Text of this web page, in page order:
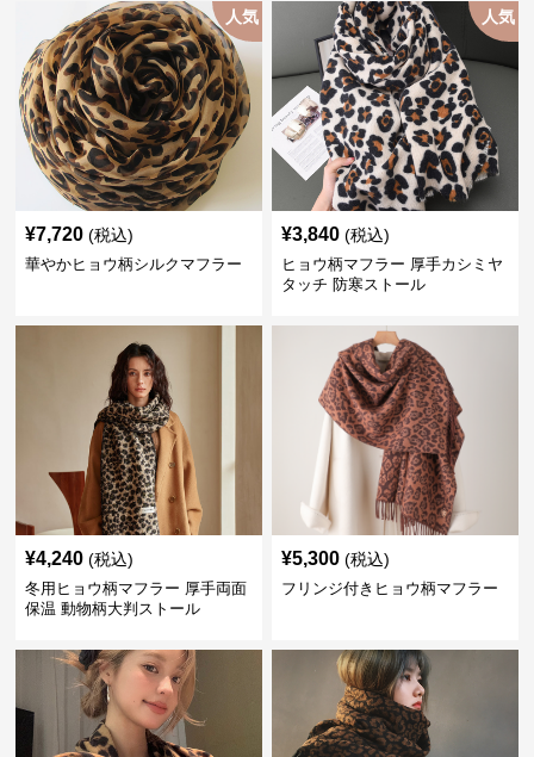
人気
¥7,720 (税込)
華やかヒョウ柄シルクマフラー
人気
¥3,840 (税込)
ヒョウ柄マフラー 厚手カシミヤ
タッチ 防寒ストール
¥4,240 (税込)
冬用ヒョウ柄マフラー 厚手両面
保温 動物柄大判ストール
¥5,300 (税込)
フリンジ付きヒョウ柄マフラー